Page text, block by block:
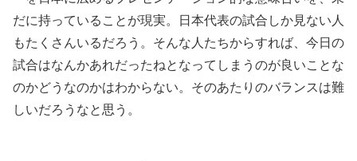
だに持っていることが現実。日本代表の試合しか見ない人
もたくさんいるだろう。そんな人たちからすれば、今日の
試合はなんかあれだったねとなってしまうのが良いことな
のかどうなのかはわからない。そのあたりのバランスは難
しいだろうなと思う。